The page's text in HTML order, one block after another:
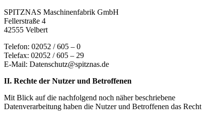
SPITZNAS Maschinenfabrik GmbH
Fellerstraße 4
42555 Velbert
Telefon: 02052 / 605 – 0
Telefax: 02052 / 605 – 29
E-Mail: Datenschutz@spitznas.de
II. Rechte der Nutzer und Betroffenen
Mit Blick auf die nachfolgend noch näher beschriebene
Datenverarbeitung haben die Nutzer und Betroffenen das Recht